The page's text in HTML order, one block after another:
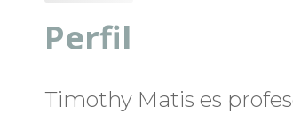
Perfil
Timothy Matis es